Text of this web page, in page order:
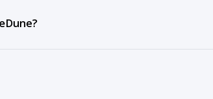
отображаются сведения за 3 года, а